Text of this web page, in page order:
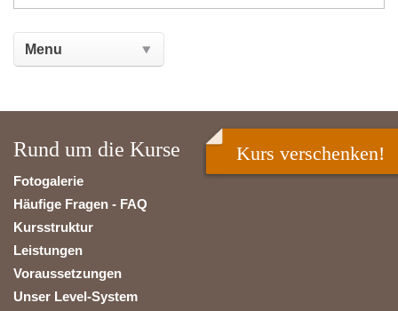
Rund um die Kurse
Fotogalerie
Häufige Fragen - FAQ
Kursstruktur
Leistungen
Voraussetzungen
Unser Level-System
Kurs verschenken!